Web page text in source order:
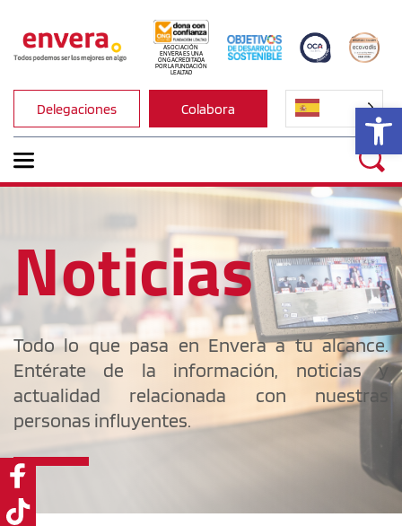
ASOCIACIÓN
ENVERA ES UNA
ONG ACREDITADA
POR LA FUNDACIÓN
LEALTAD
Delegaciones Colabora
Noticias
Todo lo que pasa en Envera a tu alcance.
Entérate de la información, noticias y
actualidad relacionada con nuestras
personas influyentes.